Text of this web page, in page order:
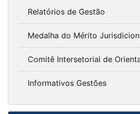
Relatórios de Gestão
Medalha do Mérito
Comitê Intersetorial de
Informativos Gestões